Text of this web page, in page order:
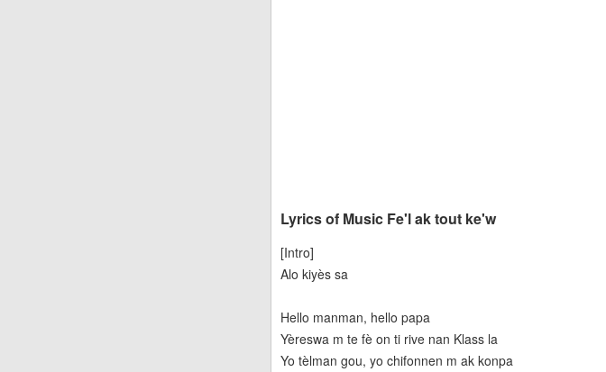
Lyrics of Music Fe'l ak tout ke'w
[Intro]
Alo kiyès sa
Hello manman, hello papa
Yèreswa m te fè on ti rive nan Klass la
Yo tèlman gou, yo chifonnen m ak konpa